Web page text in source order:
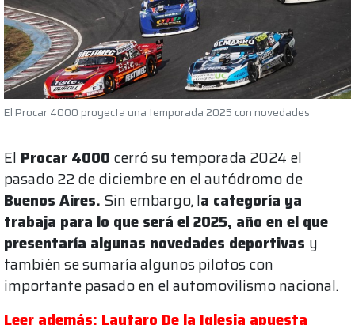
El Procar 4000 proyecta una temporada 2025 con novedades
El Procar 4000 cerró su temporada 2024 el
pasado 22 de diciembre en el autódromo de
Buenos Aires. Sin embargo, la categoría ya
trabaja para lo que será el 2025, año en el que
presentaría algunas novedades deportivas y
también se sumaría algunos pilotos con
importante pasado en el automovilismo nacional.
Leer además: Lautaro De la Iglesia apuesta